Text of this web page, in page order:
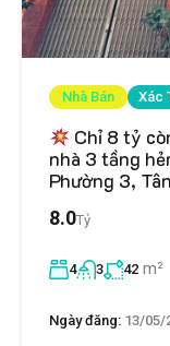
Nhà Bán Xác
Chỉ 8 tỷ
nhà 3 tầng
Phường 3,
8.0Tỷ
4 3 42 m²
Ngày đăng: 13/05/